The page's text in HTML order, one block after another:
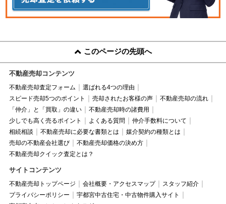
このページの先頭へ
不動産売却コンテンツ
不動産売却査定フォーム
選ばれる4つの理由
スピード売却5つのポイント
売却されたお客様の声
不動産売却の流れ
「仲介」と「買取」の違い
不動産売却時の諸費用
少しでも高く売るポイント
よくある質問
仲介手数料について
相続相談
不動産売却に必要な書類とは
媒介契約の種類とは
売却の不動産会社選び
不動産売却価格の決め方
不動産売却クイック査定とは？
サイトコンテンツ
不動産売却トップページ 会社概要・アクセスマップ
スタッフ紹介
プライバシーポリシー
宇都宮中古住宅・中古物件購入サイト